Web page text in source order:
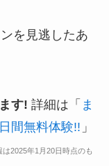
を見逃したあ
す! 詳細は「 ま
間無料体験!! 」
2025年1月20日時点のも